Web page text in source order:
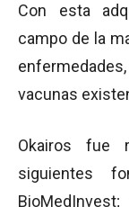
Con esta
campo de la
vacunas
Okairos fue
siguientes